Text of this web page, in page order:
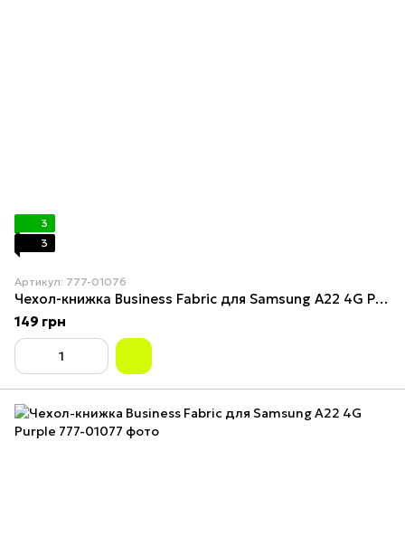
3
3
Артикул: 777-01076
Чехол-книжка Business Fabric для Samsung A22 4G Pink
149 грн